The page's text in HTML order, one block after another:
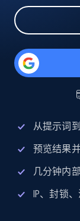
从提示词
预览结果
几分钟内
IP、封锁